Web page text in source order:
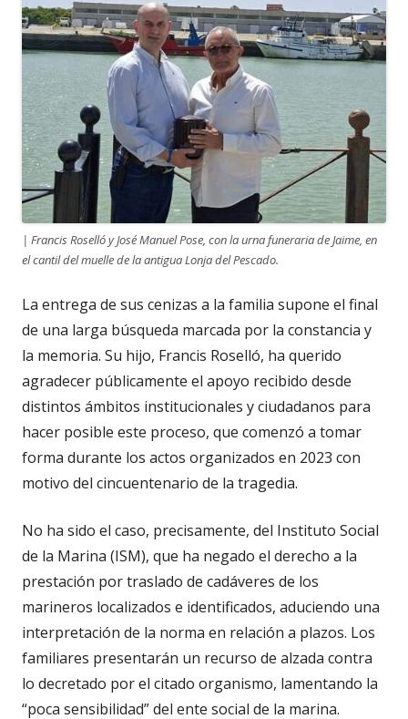
| Francis Roselló y José Manuel Pose, con la urna funeraria de Jaime, en
el cantil del muelle de la antigua Lonja del Pescado.
La entrega de sus cenizas a la familia supone el final
de una larga búsqueda marcada por la constancia y
la memoria. Su hijo, Francis Roselló, ha querido
agradecer públicamente el apoyo recibido desde
distintos ámbitos institucionales y ciudadanos para
hacer posible este proceso, que comenzó a tomar
forma durante los actos organizados en 2023 con
motivo del cincuentenario de la tragedia.
No ha sido el caso, precisamente, del Instituto Social
de la Marina (ISM), que ha negado el derecho a la
prestación por traslado de cadáveres de los
marineros localizados e identificados, aduciendo una
interpretación de la norma en relación a plazos. Los
familiares presentarán un recurso de alzada contra
lo decretado por el citado organismo, lamentando la
“poca sensibilidad” del ente social de la marina.